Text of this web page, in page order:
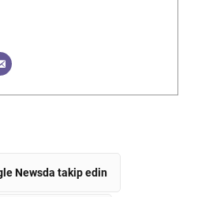
Newsda takip edin